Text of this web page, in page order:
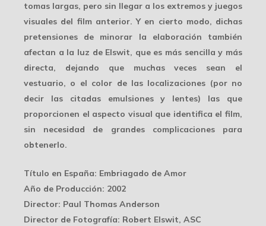
tomas largas, pero sin llegar a los extremos y juegos
visuales del film anterior. Y en cierto modo, dichas
pretensiones de minorar la elaboración también
afectan a la luz de Elswit, que es más sencilla y más
directa, dejando que muchas veces sean el
vestuario, o el color de las localizaciones (por no
decir las citadas emulsiones y lentes) las que
proporcionen el aspecto visual que identifica el film,
sin necesidad de grandes complicaciones para
obtenerlo.
Título en España: Embriagado de Amor
Año de Producción: 2002
Director: Paul Thomas Anderson
Director de Fotografía: Robert Elswit, ASC